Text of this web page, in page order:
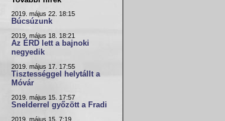
2019. május 22. 18:15
Búcsúzunk
2019. május 18. 18:21
Az ÉRD lett a bajnoki
negyedik
2019. május 17. 17:55
Tisztességgel helytállt a
Móvár
2019. május 15. 17:57
Snelderrel győzött a Fradi
2019. május 15. 7:19